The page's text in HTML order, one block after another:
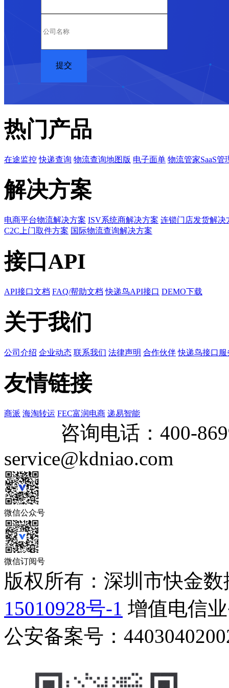
热门产品
在途监控 快递查询 物流查询地图版 电子面单 物流管家SaaS管
解决方案
电商平台物流解决方案 ISV系统商解决方案 连锁门店发货解决
C2C上门取件方案 国际物流查询解决方案
接口API
API接口文档 FAQ/帮助文档 快递鸟API接口 DEMO下载
关于我们
公司介绍 企业动态 联系我们 法律声明 合作伙伴 快递鸟接口服
友情链接
商派 海淘转运 FEC富润电商 递易智能
咨询电话： 400-
service@kdniao.com
微信公众号
微信订阅号
版权所有：深圳市快金
15010928号-1 增值电信
公安备案号：